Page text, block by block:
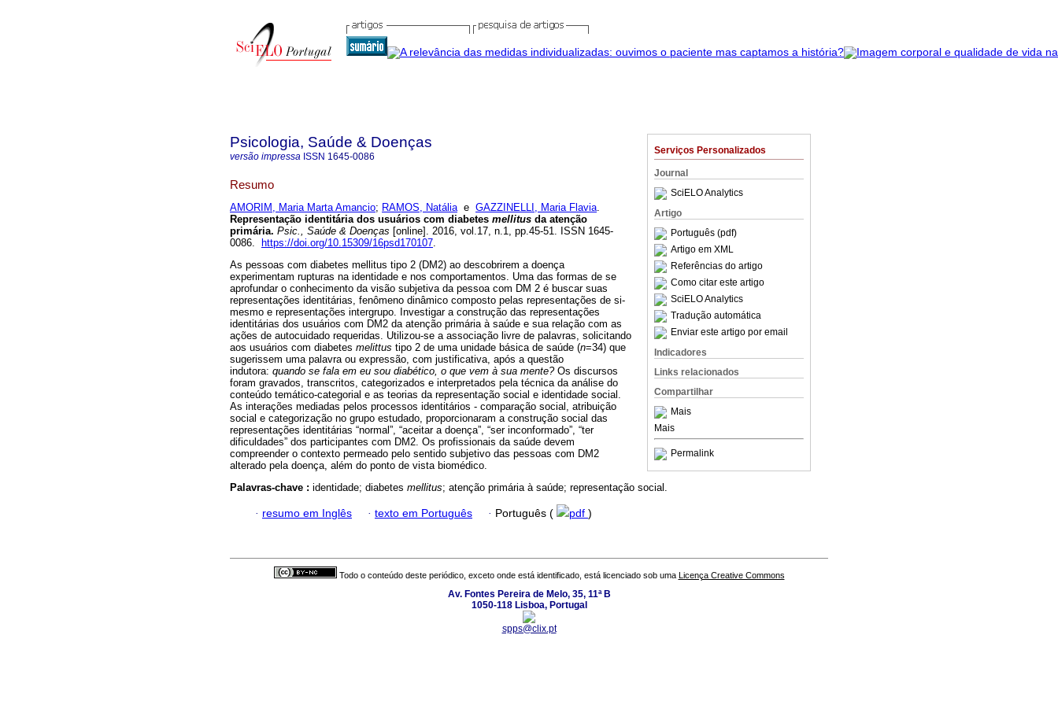
Serviços Personalizados
Journal
SciELO Analytics
Artigo
Português (pdf)
Artigo em XML
Referências do artigo
Como citar este artigo
SciELO Analytics
Tradução automática
Enviar este artigo por email
Indicadores
Links relacionados
Compartilhar
Mais
Mais
Permalink
Psicologia, Saúde & Doenças
versão impressa ISSN 1645-0086
Resumo
AMORIM, Maria Marta Amancio; RAMOS, Natáliae GAZZINELLI, Maria Flavia.
Representação identitária dos usuários com diabetes mellitus da atenção
primária. Psic., Saúde & Doenças [online]. 2016, vol.17, n.1, pp.45-51. ISSN 1645-
0086.
https://doi.org/10.15309/16psd170107.
As pessoas com diabetes mellitus tipo 2 (DM2) ao descobrirem a doença
experimentam rupturas na identidade e nos comportamentos. Uma das formas de se
aprofundar o conhecimento da visão subjetiva da pessoa com DM 2 é buscar suas
representações identitárias, fenômeno dinâmico composto pelas representações de si-
mesmo e representações intergrupo. Investigar a construção das representações
identitárias dos usuários com DM2 da atenção primária à saúde e sua relação com as
ações de autocuidado requeridas. Utilizou-se a associação livre de palavras, solicitando
aos usuários com diabetes melittus tipo 2 de uma unidade básica de saúde (n=34) que
sugerissem uma palavra ou expressão, com justificativa, após a questão
indutora: quando se fala em eu sou diabético, o que vem à sua mente?Os discursos
foram gravados, transcritos, categorizados e interpretados pela técnica da análise do
conteúdo temático-categorial e as teorias da representação social e identidade social.
As interações mediadas pelos processos identitários - comparação social, atribuição
social e categorização no grupo estudado, proporcionaram a construção social das
representações identitárias “normal”, “aceitar a doença”, “ser inconformado”, “ter
dificuldades” dos participantes com DM2. Os profissionais da saúde devem
compreender o contexto permeado pelo sentido subjetivo das pessoas com DM2
alterado pela doença, além do ponto de vista biomédico.
Palavras-chave : identidade; diabetes mellitus; atenção primária à saúde; representação social.
· resumo em Inglês · texto em Português · Português ( pdf )
Todo o conteúdo deste periódico, exceto onde está identificado, está licenciado sob uma Licença Creative Commons
Av. Fontes Pereira de Melo, 35, 11ª B
1050-118 Lisboa, Portugal
spps@clix.pt